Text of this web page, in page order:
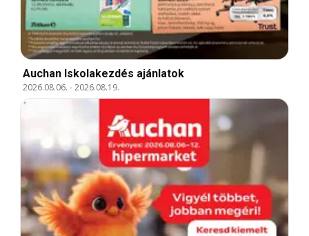
Auchan Iskolakezdés ajánlatok
2026.08.06. -2026.08.19.